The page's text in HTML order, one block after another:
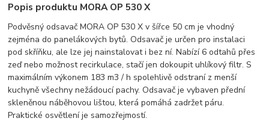
Popis produktu MORA OP 530 X
Podvěsný odsavač MORA OP 530 X v šířce 50 cm je vhodný
zejména do panelákových bytů. Odsavač je určen pro instalaci
pod skříňku, ale lze jej nainstalovat i bez ní. Nabízí 6 odtahů přes
zeď nebo možnost recirkulace, stačí jen dokoupit uhlíkový filtr. S
maximálním výkonem 183 m3 / h spolehlivě odstraní z menší
kuchyně všechny nežádoucí pachy. Odsavač je vybaven přední
skleněnou náběhovou lištou, která pomáhá zadržet páru.
Praktické osvětlení je samozřejmostí.